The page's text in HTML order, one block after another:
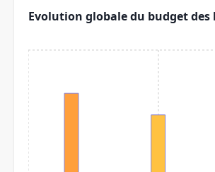
Evolution globale du budget des